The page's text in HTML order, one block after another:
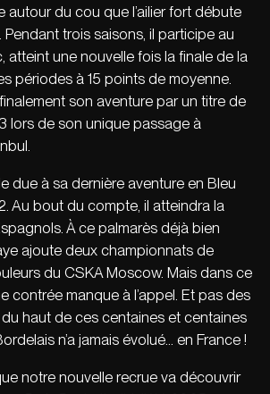
autour du cou que l’ailier fort débute
Pendant trois saisons, il participe au
atteint une nouvelle fois la finale de la
périodes à 15 points de moyenne.
son aventure par un titre de
lors de son unique passage à
due à sa dernière aventure en Bleu
Au bout du compte, il atteindra la
À ce palmarès déjà bien
ajoute deux championnats de
du CSKA Moscow. Mais dans ce
contrée manque à l’appel. Et pas des
haut de ces centaines et centaines
n’a jamais évolué… en France !
notre nouvelle recrue va découvrir